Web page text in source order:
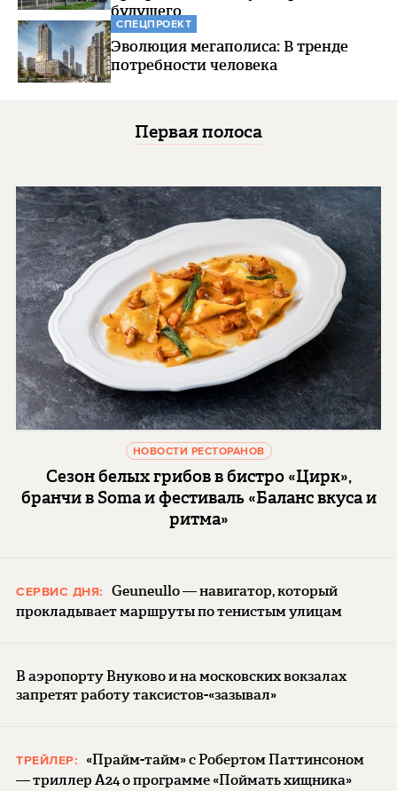
будущего
СПЕЦПРОЕКТ
Эволюция мегаполиса: В тренде
потребности человека
Первая полоса
НОВОСТИ РЕСТОРАНОВ
Сезон белых грибов в бистро «Цирк»,
бранчи в Soma и фестиваль «Баланс вкуса и
ритма»
СЕРВИС ДНЯ:
Geuneullo — навигатор, который
прокладывает маршруты по тенистым улицам
В аэропорту Внуково и на московских вокзалах
запретят работу таксистов-«зазывал»
ТРЕЙЛЕР:
«Прайм-тайм» с Робертом Паттинсоном
— триллер A24 о программе «Поймать хищника»